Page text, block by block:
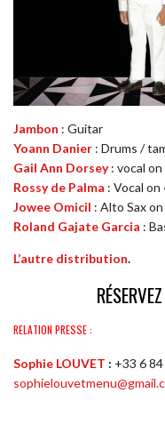
Jambon : Guitar
Yoann Danier : Drums /
Gail Ann Dorsey: vocal
Rossy de Palma : Vocal on
Jowee Omicil : Alto Sax
Roland Gajate Garcia :
L’autre distribution.
RELATION PRESSE :
Sophie LOUVET : +33 6